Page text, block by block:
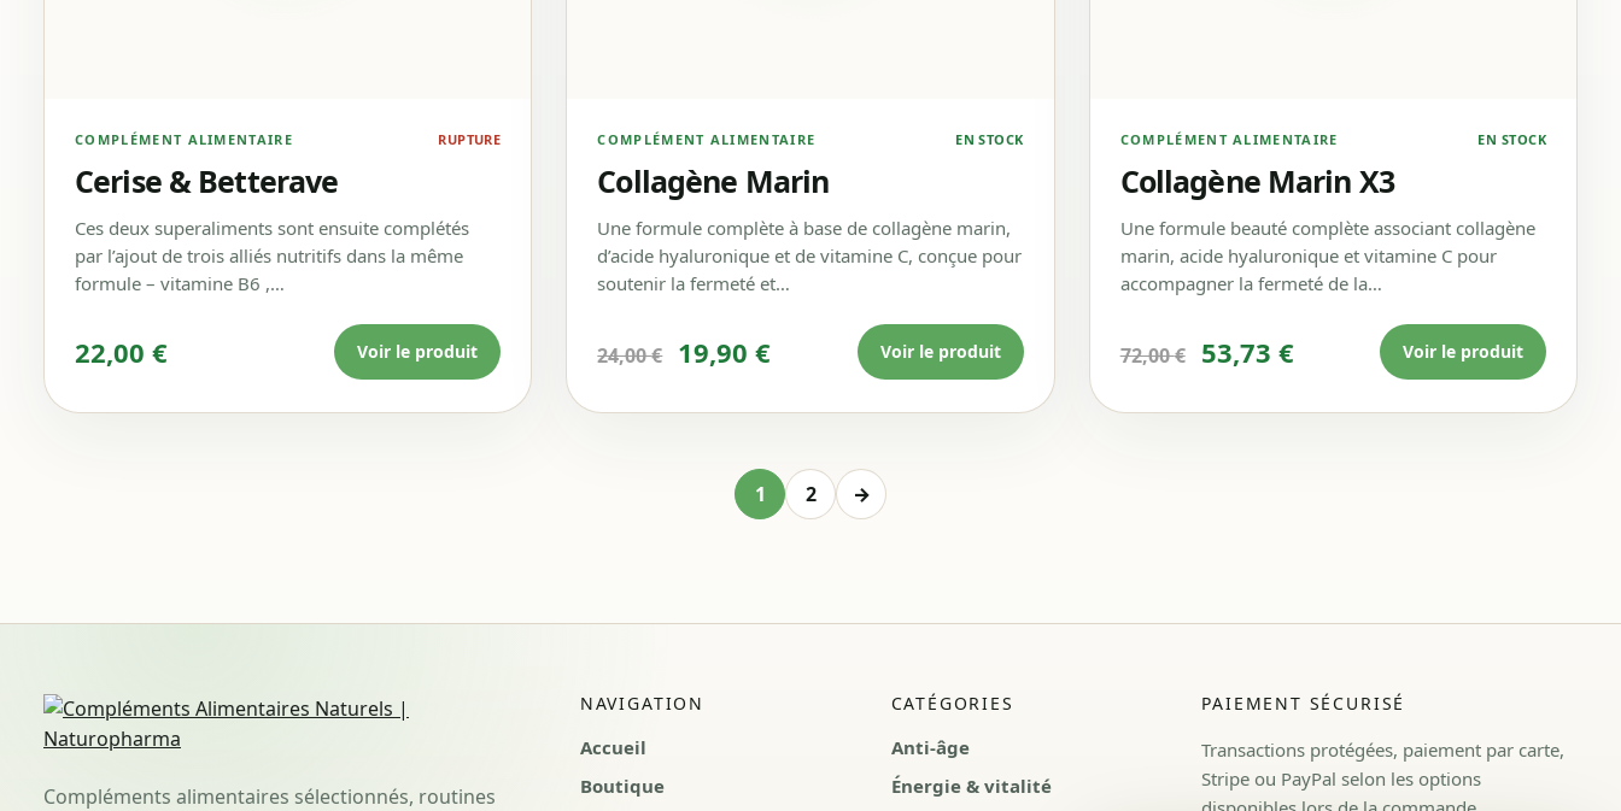
COMPLÉMENT ALIMENTAIRE RUPTURE
Cerise & Betterave
Ces deux superaliments sont ensuite complétés
par l’ajout de trois alliés nutritifs dans la même
formule – vitamine B6 ,…
22,00 € Voir le produit
COMPLÉMENT ALIMENTAIRE EN STOCK
Collagène Marin
Une formule complète à base de collagène marin,
d’acide hyaluronique et de vitamine C, conçue pour
soutenir la fermeté et…
24,00€ Le prix initial était : 24,00 €.
19,90€Le prix actuel est : 19,90 €.
Voir le produit
COMPLÉMENT ALIMENTAIRE EN STOCK
Collagène Marin X3
Une formule beauté complète associant collagène
marin, acide hyaluronique et vitamine C pour
accompagner la fermeté de la…
72,00€ Le prix initial était : 72,00 €.
53,73 €Le prix actuel est : 53,73
Voir le produit
1 2 →
Compléments alimentaires sélectionnés, routines
NAVIGATION
Accueil
Boutique
CATÉGORIES
Anti-âge
Énergie & vitalité
PAIEMENT SÉCURISÉ
Transactions protégées, paiement par carte,
Stripe ou PayPal selon les options